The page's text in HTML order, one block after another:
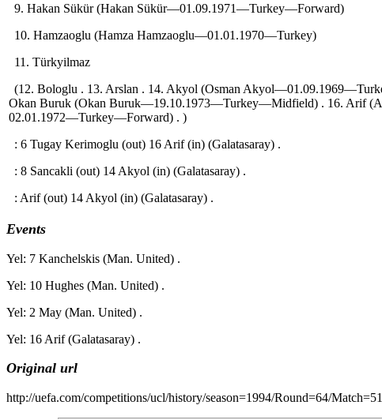
9. Hakan Sükür (Hakan Sükür—01.09.1971—Turkey—Forward)
10. Hamzaoglu (Hamza Hamzaoglu—01.01.1970—Turkey)
11. Türkyilmaz
(12. Bologlu . 13. Arslan . 14. Akyol (Osman
Okan Buruk (Okan Buruk—19.10.1973—Turkey—Midfield) . 16. Arif
02.01.1972—Turkey—Forward) . )
: 6 Tugay Kerimoglu (out) 16 Arif (in) (Galatasaray) .
: 8 Sancakli (out) 14 Akyol (in) (Galatasaray) .
: Arif (out) 14 Akyol (in) (Galatasaray) .
Events
Yel: 7 Kanchelskis (Man. United) .
Yel: 10 Hughes (Man. United) .
Yel: 2 May (Man. United) .
Yel: 16 Arif (Galatasaray) .
Original url
http://uefa.com/competitions/ucl/history/season=1994/Round=64/